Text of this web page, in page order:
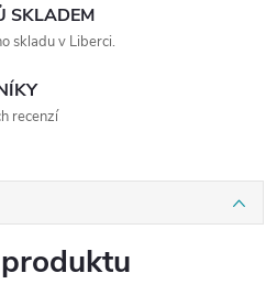
SKLADEM
skladu v Liberci.
recenzí